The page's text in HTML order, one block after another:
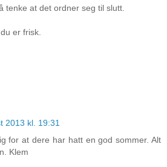
tenke at det ordner seg til slutt.
er frisk.
2013 kl. 19:31
for at dere har hatt en god sommer. Alt
Klem